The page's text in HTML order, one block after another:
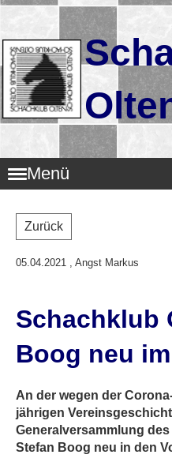
Menü
Zurück
05.04.2021 , Angst Markus
Schachklub
Boog neu
An der wegen der
jährigen
Generalversammlung
Stefan Boog neu in den